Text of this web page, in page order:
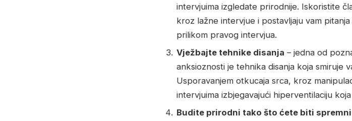
intervjuima izgledate prirodnije. Iskoristite
kroz lažne intervjue i postavljaju vam
prilikom pravog intervjua.
Vježbajte tehnike disanja – jedna od
anksioznosti je tehnika disanja koja smiruje
Usporavanjem otkucaja srca, kroz
intervjuima izbjegavajući hiperventilaciju
Budite prirodni tako što ćete biti spremni